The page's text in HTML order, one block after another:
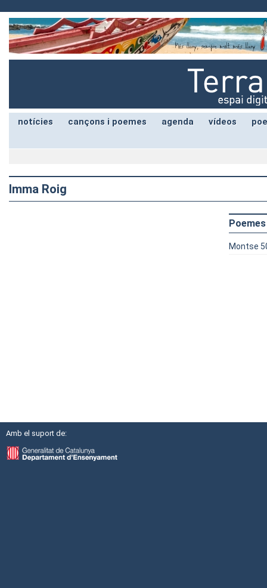
notícies cançons i poemes agenda vídeos
Imma Roig
Poemes
Montse
Amb el suport de: